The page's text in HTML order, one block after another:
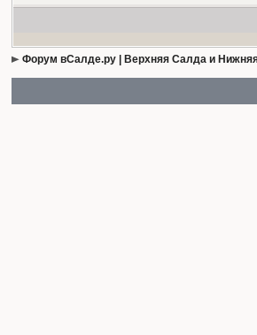
Форум вСалде.ру | Верхняя Салда и